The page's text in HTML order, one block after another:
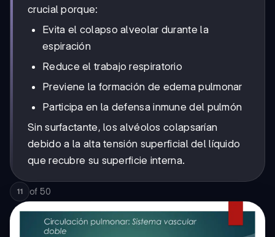
crucial porque:
Evita el colapso alveolar durante la
espiración
Reduce el trabajo respiratorio
Previene la formación de edema pulmonar
Participa en la defensa inmune del pulmón
Sin surfactante, los alvéolos colapsarían
debido a la alta tensión superficial del líquido
que recubre su superficie interna.
11 of 50